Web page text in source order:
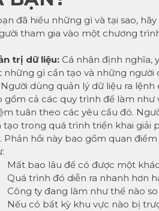
đã hiểu những gì và tại sao,
tham gia vào một chương
trị dữ liệu: Cá nhân định nghĩa,
những gì cần tạo và những người
Người dùng quản lý dữ liệu ra
gồm cả các quy trình để làm như
tuân theo các yêu cầu đó.
tạo trong quá trình triển khai giải
Phản hồi này bao gồm quan
Mất bao lâu để có được một
Quá trình đó diễn ra nhanh hơn
Công ty đang làm như thế nào so
Nếu có bất kỳ khu vực nào bị